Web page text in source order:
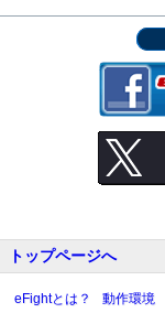
トップページへ
eFightとは？ 動作環境